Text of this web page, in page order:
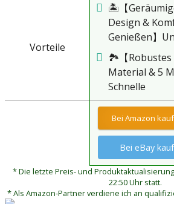
Vorteile
🏝️【
Design &
Genießen】
aufblasbaren
bieten
Größen für
Bedürfnisse:
2-3 Personen,
2-4 Personen,
4-6 Personen,
🏞️【Robustes
Material & 5
Schnelle
Installation】
aufblasbares
Hergestellt
Oxford-Stoff,
sowohl
Bei Amazon
Bei eBay
* Die letzte Preis- und
22:50 Uhr statt.
* Als Amazon-Partner verdiene ich an